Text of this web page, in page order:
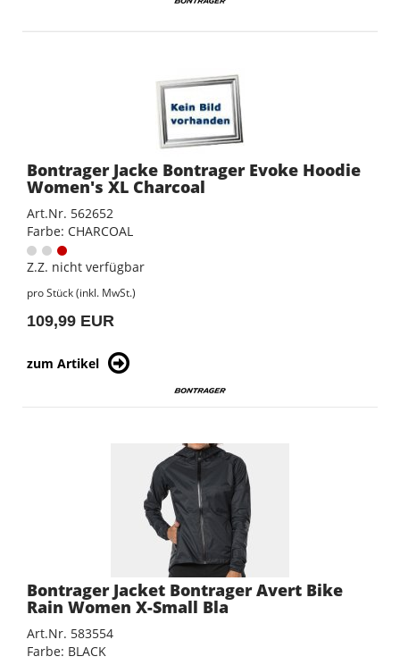
Bontrager Jacke Bontrager Evoke Hoodie
Women's XL Charcoal
Art.Nr. 562652
Farbe: CHARCOAL
Z.Z. nicht verfügbar
pro Stück (inkl. MwSt.)
109,99 EUR
zum Artikel
Bontrager Jacket Bontrager Avert Bike
Rain Women X-Small Bla
Art.Nr. 583554
Farbe: BLACK